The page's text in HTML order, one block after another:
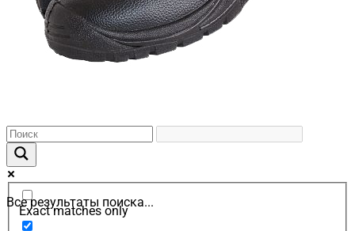
Все результаты поиска...
Exact matches only